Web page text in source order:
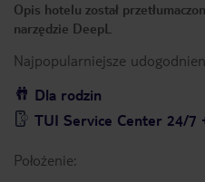
Opis hotelu został
narzędzie DeepL
Najpopularniejsze
Dla rodzin
TUI Service Center 24/7
Położenie: